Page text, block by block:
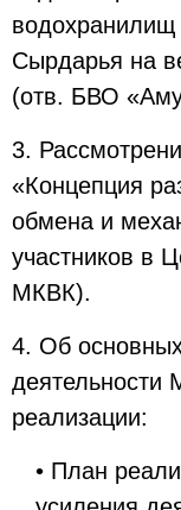
водохранилищ
Сырдарья на
(отв. БВО
3.
«Концепция
обмена и
участников в
МКВК).
4. Об
деятельности
реализации:
• План